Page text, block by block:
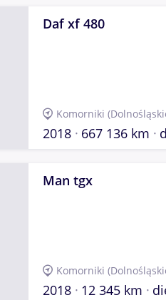
Daf xf 480
Komorniki
2018 667 136 km
Man tgx
Komorniki
2018 12 345 km